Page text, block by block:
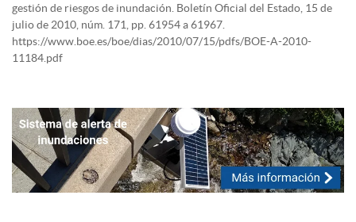
gestión de riesgos de inundación. Boletín Oficial del Estado, 15 de
julio de 2010, núm. 171, pp. 61954 a 61967.
https://www.boe.es/boe/dias/2010/07/15/pdfs/BOE-A-2010-
11184.pdf